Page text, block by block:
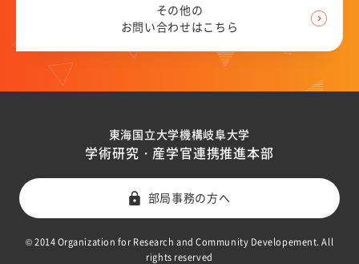
その他の
お問い合わせはこちら
東海国立大学機構岐阜大学
学術研究・産学官連携推進本部
部局事務の方へ
© 2014 Organization for Research and Community Developement. All
rights reserved